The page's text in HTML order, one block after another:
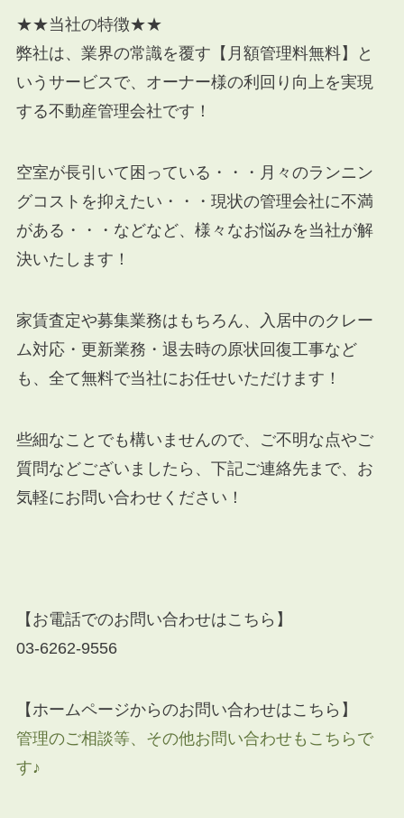
★★当社の特徴★★
弊社は、業界の常識を覆す【月額管理料無料】と
いうサービスで、オーナー様の利回り向上を実現
する不動産管理会社です！
空室が長引いて困っている・・・月々のランニン
グコストを抑えたい・・・現状の管理会社に不満
がある・・・などなど、様々なお悩みを当社が解
決いたします！
家賃査定や募集業務はもちろん、入居中のクレー
ム対応・更新業務・退去時の原状回復工事など
も、全て無料で当社にお任せいただけます！
些細なことでも構いませんので、ご不明な点やご
質問などございましたら、下記ご連絡先まで、お
気軽にお問い合わせください！
【お電話でのお問い合わせはこちら】
03-6262-9556
【ホームページからのお問い合わせはこちら】
管理のご相談等、その他お問い合わせもこちらで
す♪